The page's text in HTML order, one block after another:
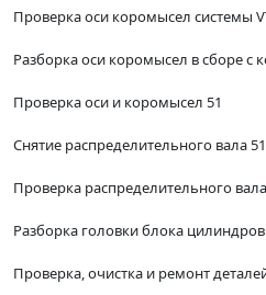
Проверка оси коромысел системы
Разборка оси коромысел в сборе с
Проверка оси и коромысел 51
Снятие распределительного вала 51
Проверка распределительного
Разборка головки блока
Проверка, очистка и ремонт